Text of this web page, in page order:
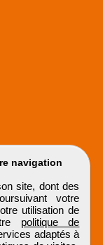
navigation
site, dont des
votre
utilisation de
politique de
adaptés à